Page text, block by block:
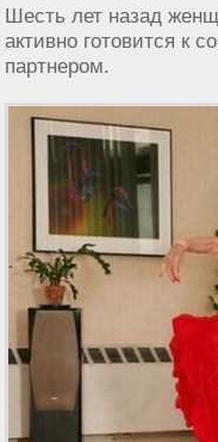
Шесть лет назад
активно готовится к
партнером.